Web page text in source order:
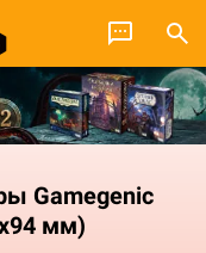
Gamegenic
мм)